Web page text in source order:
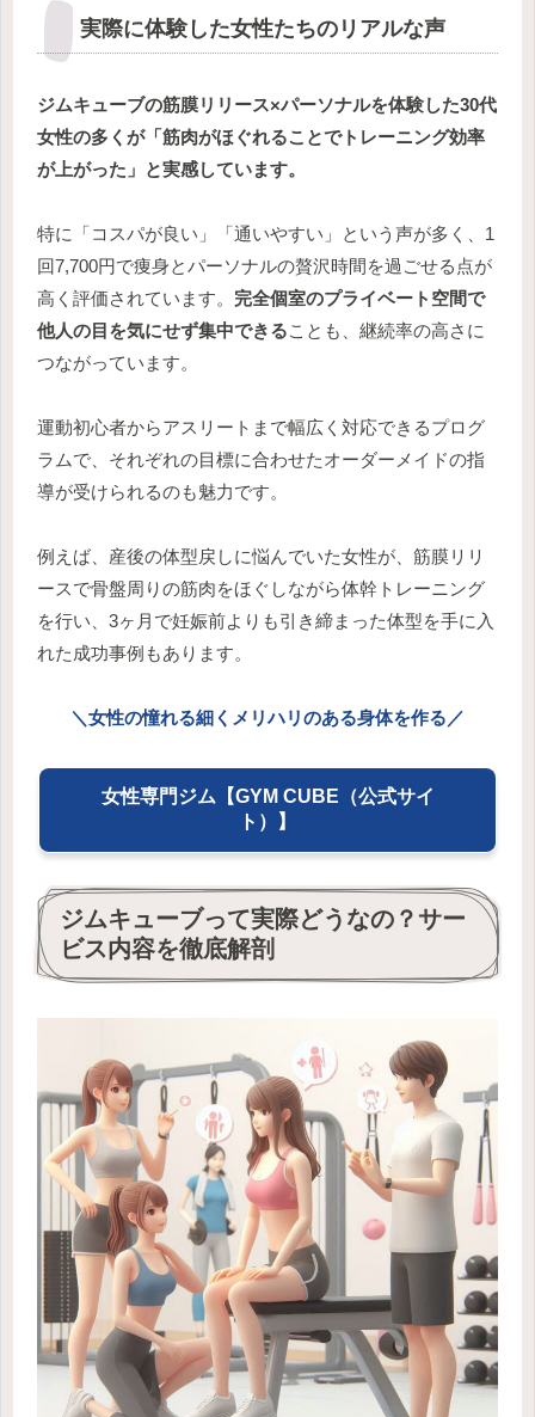
実際に体験した女性たちのリアルな声
ジムキューブの筋膜リリース×パーソナルを体験した30代
女性の多くが「筋肉がほぐれることでトレーニング効率
が上がった」と実感しています。
特に「コスパが良い」「通いやすい」という声が多く、1
回7,700円で痩身とパーソナルの贅沢時間を過ごせる点が
高く評価されています。 完全個室のプライベート空間で
他人の目を気にせず集中できることも、継続率の高さに
つながっています。
運動初心者からアスリートまで幅広く対応できるプログ
ラムで、それぞれの目標に合わせたオーダーメイドの指
導が受けられるのも魅力です。
例えば、産後の体型戻しに悩んでいた女性が、筋膜リリ
ースで骨盤周りの筋肉をほぐしながら体幹トレーニング
を行い、3ヶ月で妊娠前よりも引き締まった体型を手に入
れた成功事例もあります。
＼女性の憧れる細くメリハリのある身体を作る／
女性専門ジム【GYM CUBE（公式サイ
ト）】
ジムキューブって実際どうなの？サー
ビス内容を徹底解剖